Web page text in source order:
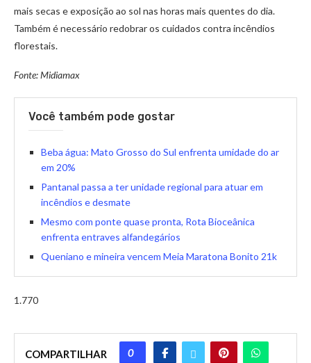
mais secas e exposição ao sol nas horas mais quentes do dia.
Também é necessário redobrar os cuidados contra incêndios
florestais.
Fonte: Midiamax
Você também pode gostar
Beba água: Mato Grosso do Sul enfrenta umidade do ar
em 20%
Pantanal passa a ter unidade regional para atuar em
incêndios e desmate
Mesmo com ponte quase pronta, Rota Bioceânica
enfrenta entraves alfandegários
Queniano e mineira vencem Meia Maratona Bonito 21k
1.770
COMPARTILHAR 0